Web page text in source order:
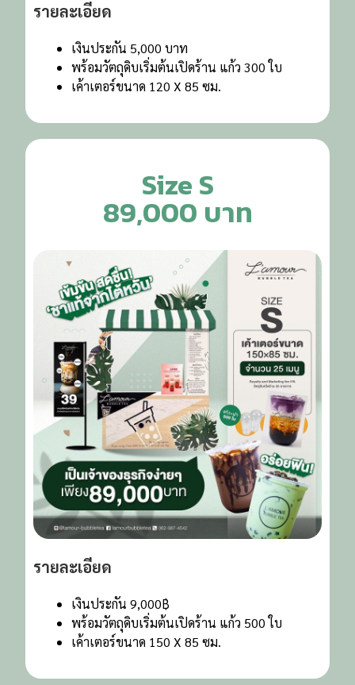
รายละเอียด
เงินประกัน 5,000 บาท
พร้อมวัตถุดิบเริ่มต้นเปิดร้าน แก้ว 300 ใบ
เค้าเตอร์ขนาด 120 X 85 ซม.
Size S
89,000 บาท
รายละเอียด
เงินประกัน 9,000฿
พร้อมวัตถุดิบเริ่มต้นเปิดร้าน แก้ว 500 ใบ
เค้าเตอร์ขนาด 150 X 85 ซม.